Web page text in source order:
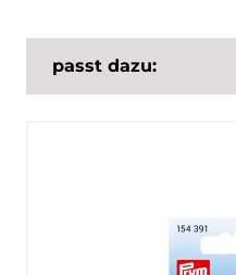
passt dazu: